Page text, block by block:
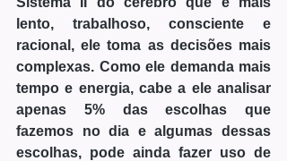
lento, trabalhoso, consciente e
racional, ele toma as decisões mais
complexas. Como ele demanda mais
tempo e energia, cabe a ele analisar
apenas 5% das escolhas que
fazemos no dia e algumas dessas
escolhas, pode ainda fazer uso de